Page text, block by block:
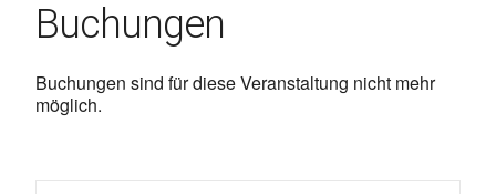
Buchungen
Buchungen sind für diese Veranstaltung nicht mehr
möglich.